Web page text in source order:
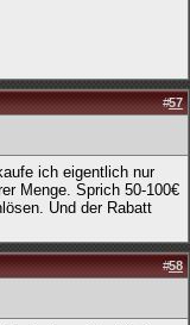
#57
ich eigentlich nur
Menge. Sprich 50-100€
Und der Rabatt
#58